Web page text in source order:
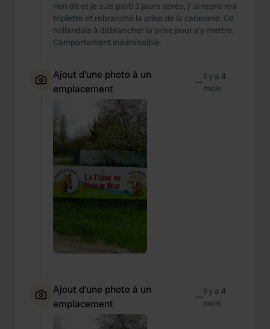
rien dit et je suis parti 2 jours après, j' ai repris ma
triplette et rebranché la prise de la caravane. Ce
hollandais à débrancher la prise pour s'y mettre.
Comportement inadmissible.
Ajout d'une photo à un
emplacement
—il y a 4
mois
Ajout d'une photo à un
emplacement
—il y a 4
mois